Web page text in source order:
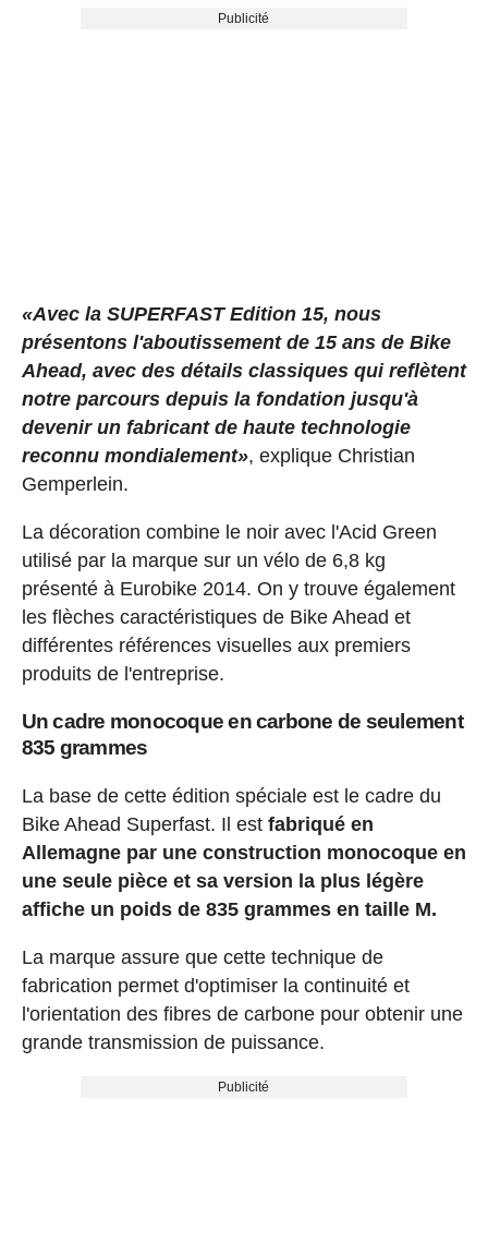
Publicité
«Avec la SUPERFAST Edition 15, nous
présentons l'aboutissement de 15 ans de Bike
Ahead, avec des détails classiques qui reflètent
notre parcours depuis la fondation jusqu'à
devenir un fabricant de haute technologie
reconnu mondialement», explique Christian
Gemperlein.
La décoration combine le noir avec l'Acid Green
utilisé par la marque sur un vélo de 6,8 kg
présenté à Eurobike 2014. On y trouve également
les flèches caractéristiques de Bike Ahead et
différentes références visuelles aux premiers
produits de l'entreprise.
Un cadre monocoque en carbone de seulement
835 grammes
La base de cette édition spéciale est le cadre du
Bike Ahead Superfast. Il est fabriqué en
Allemagne par une construction monocoque en
une seule pièce et sa version la plus légère
affiche un poids de 835 grammes en taille M.
La marque assure que cette technique de
fabrication permet d'optimiser la continuité et
l'orientation des fibres de carbone pour obtenir une
grande transmission de puissance.
Publicité